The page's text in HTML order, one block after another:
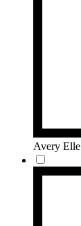
Avery Elle